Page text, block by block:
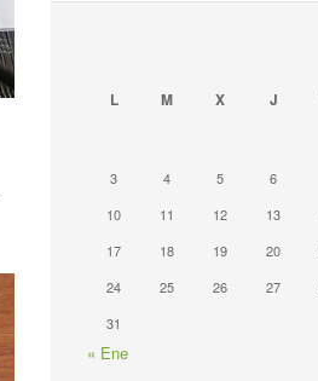
L M X J
3
4 5 6
10
11 12 13
17
18 19 20
24
25 26 27
31
« Ene